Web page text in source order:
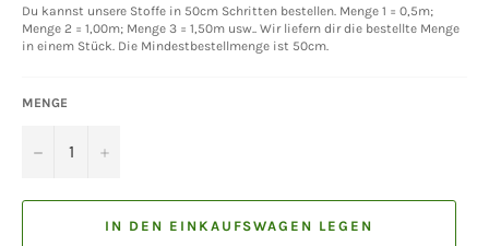
Du kannst unsere Stoffe in 50cm Schritten bestellen. Menge 1 = 0,5m;
Menge 2 = 1,00m; Menge 3 = 1,50m usw.. Wir liefern dir die bestellte Menge
in einem Stück. Die Mindestbestellmenge ist 50cm.
MENGE
− +
IN DEN EINKAUFSWAGEN LEGEN